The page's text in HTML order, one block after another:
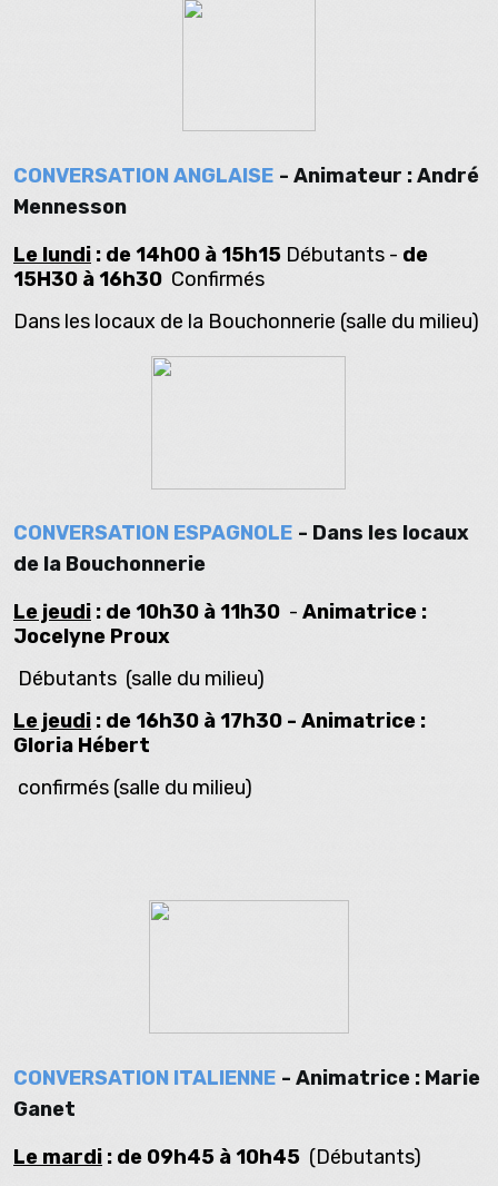
CONVERSATION ANGLAISE - Animateur : André
Mennesson
Le lundi : de 14h00 à 15h15 Débutants - de
15H30 à 16h30 Confirmés
Dans les locaux de la Bouchonnerie (salle du milieu)
CONVERSATION ESPAGNOLE - Dans les locaux
de la Bouchonnerie
Le jeudi : de 10h30 à 11h30 - Animatrice :
Jocelyne Proux
Débutants (salle du milieu)
Le jeudi : de 16h30 à 17h30 - Animatrice :
Gloria Hébert
confirmés (salle du milieu)
CONVERSATION ITALIENNE - Animatrice : Marie
Ganet
Le mardi : de 09h45 à 10h45 (Débutants)